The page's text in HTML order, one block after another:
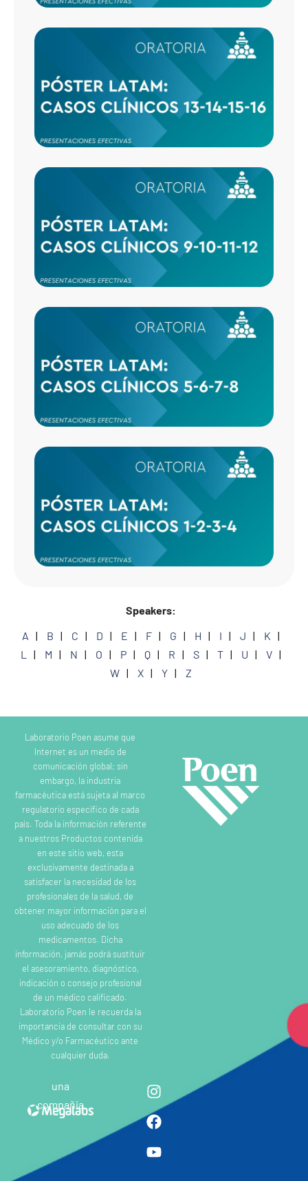
Speakers:
A
B C D E F G H I J
K
L
M N O P Q R S T U
V
W
X Y Z
Laboratorio Poen asume que
Internet es un medio de
comunicación global; sin
embargo, la industria
farmacéutica está sujeta al marco
regulatorio específico de cada
país. Toda la información referente
a nuestros Productos contenida
en este sitio web, esta
exclusivamente destinada a
satisfacer la necesidad de los
profesionales de la salud, de
obtener mayor información para el
uso adecuado de los
medicamentos. Dicha
información, jamás podrá sustituir
el asesoramiento, diagnóstico,
indicación o consejo profesional
de un médico calificado.
Laboratorio Poen le recuerda la
importancia de consultar con su
Médico y/o Farmacéutico ante
cualquier duda.
una
compañia